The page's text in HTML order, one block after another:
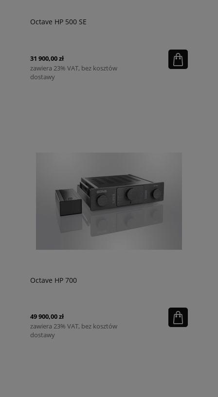
Octave HP 500 SE
31 900,00 zł
zawiera 23% VAT, bez kosztów
dostawy
Octave HP 700
49 900,00 zł
zawiera 23% VAT, bez kosztów
dostawy